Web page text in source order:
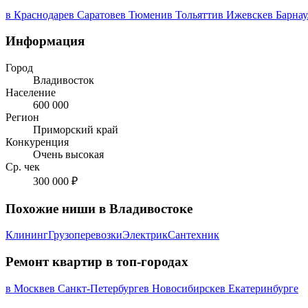
в Краснодарев Саратовев Тюменив Тольяттив Ижевскев
Информация
Город
Владивосток
Население
600 000
Регион
Приморский край
Конкуренция
Очень высокая
Ср. чек
300 000 ₽
Похожие ниши в Владивостоке
КлинингГрузоперевозкиЭлектрикСантехник
Ремонт квартир в топ-городах
в Москвев Санкт-Петербургев Новосибирскев Екатеринбурге